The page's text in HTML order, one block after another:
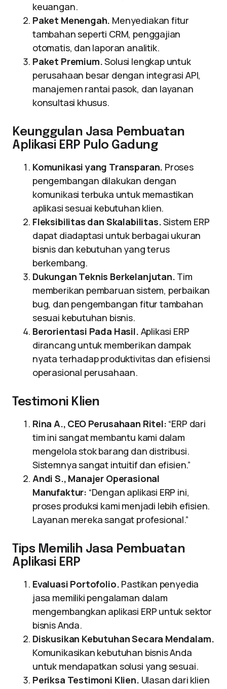
keuangan.
Paket Menengah. Menyediakan fitur
tambahan seperti CRM, penggajian
otomatis, dan laporan analitik.
Paket Premium.Solusi lengkap untuk
perusahaan besar dengan integrasi API,
manajemen rantai pasok, dan layanan
konsultasi khusus.
Keunggulan Jasa Pembuatan
Aplikasi ERP Pulo Gadung
Komunikasi yang Transparan. Proses
pengembangan dilakukan dengan
komunikasi terbuka untuk memastikan
aplikasi sesuai kebutuhan klien.
Fleksibilitas dan Skalabilitas.Sistem ERP
dapat diadaptasi untuk berbagai ukuran
bisnis dan kebutuhan yang terus
berkembang.
Dukungan Teknis Berkelanjutan. Tim
memberikan pembaruan sistem, perbaikan
bug, dan pengembangan fitur tambahan
sesuai kebutuhan bisnis.
Berorientasi Pada Hasil. Aplikasi ERP
dirancang untuk memberikan dampak
nyata terhadap produktivitas dan efisiensi
operasional perusahaan.
Testimoni Klien
Rina A., CEO Perusahaan Ritel: “ERP dari
tim ini sangat membantu kami dalam
mengelola stok barang dan distribusi.
Sistemnya sangat intuitif dan efisien.”
Andi S., Manajer Operasional
Manufaktur: “Dengan aplikasi ERP ini,
proses produksi kami menjadi lebih efisien.
Layanan mereka sangat profesional.”
Tips Memilih Jasa Pembuatan
Aplikasi ERP
Evaluasi Portofolio. Pastikan penyedia
jasa memiliki pengalaman dalam
mengembangkan aplikasi ERP untuk sektor
bisnis Anda.
Diskusikan Kebutuhan Secara Mendalam.
Komunikasikan kebutuhan bisnis Anda
untuk mendapatkan solusi yang sesuai.
Periksa Testimoni Klien. Ulasan dari klien